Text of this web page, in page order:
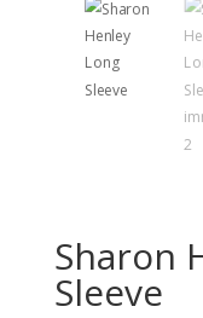
Sharon
Sleeve